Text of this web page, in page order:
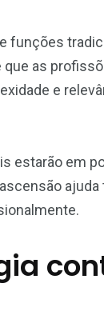
funções
as
e
estarão em
ajuda